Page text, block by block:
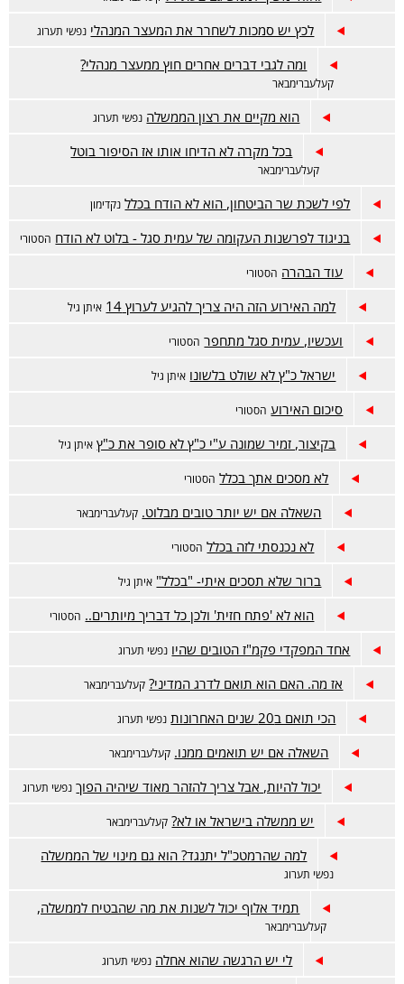
לכץ יש סמכות לשחרר את המעצר המנהלי נפשי תערוג
ומה לגבי דברים אחרים חוץ ממעצר מנהלי?
קעלעברימבאר
הוא מקיים את רצון הממשלה נפשי תערוג
בכל מקרה לא הדיחו אותו אז הסיפור בוטל
קעלעברימבאר
לפי לשכת שר הביטחון, הוא לא הודח בכלל נקדימון
בניגוד לפרשנות העקומה של עמית סגל - בלוט לא הודח הסטורי
עוד הבהרה הסטורי
למה האירוע הזה היה צריך להגיע לערוץ 14 איתן גיל
ועכשיו, עמית סגל מתחפר הסטורי
ישראל כ"ץ לא שולט בלשונו איתן גיל
סיכום האירוע הסטורי
בקיצור, זמיר שמונה ע"י כ"ץ לא סופר את כ"ץ איתן גיל
לא מסכים אתך בכלל הסטורי
השאלה אם יש יותר טובים מבלוט. קעלעברימבאר
לא נכנסתי לזה בכלל הסטורי
ברור שלא תסכים איתי- "בכלל" איתן גיל
הוא לא 'פתח חזית' ולכן כל דבריך מיותרים.. הסטורי
אחד המפקדי פקמ"ז הטובים שהיו נפשי תערוג
אז מה. האם הוא תואם לדרג המדיני? קעלעברימבאר
הכי תואם ב20 שנים האחרונות נפשי תערוג
השאלה אם יש תואמים ממנו. קעלעברימבאר
יכול להיות, אבל צריך להזהר מאוד שיהיה הפוך נפשי תערוג
יש ממשלה בישראל או לא? קעלעברימבאר
למה שהרמטכ"ל יתנגד? הוא גם מינוי של הממשלה
נפשי תערוג
תמיד אלוף יכול לשנות את מה שהבטיח לממשלה,
קעלעברימבאר
לי יש הרגשה שהוא אחלה נפשי תערוג